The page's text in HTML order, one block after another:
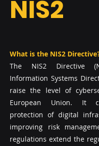
NIS2
What is the NIS2
The NIS2 Directive
Information Systems
raise the level of
European Union. It
protection of digital
improving risk
regulations extend the